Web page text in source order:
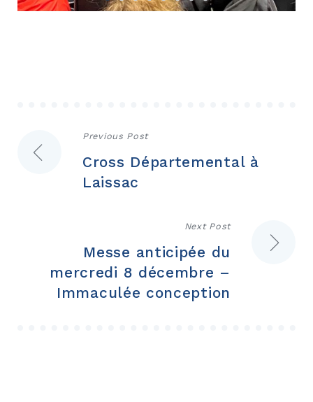
NavigationPrevious Post
Cross Départemental à
Laissac
Next Post
Messe anticipée du
mercredi 8 décembre –
Immaculée conception